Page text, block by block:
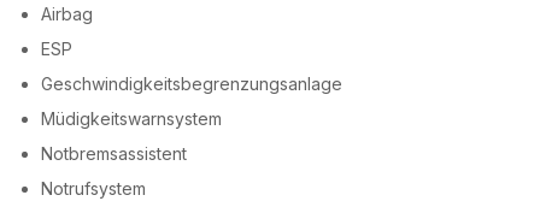
Airbag
ESP
Geschwindigkeitsbegrenzungsanlage
Müdigkeitswarnsystem
Notbremsassistent
Notrufsystem